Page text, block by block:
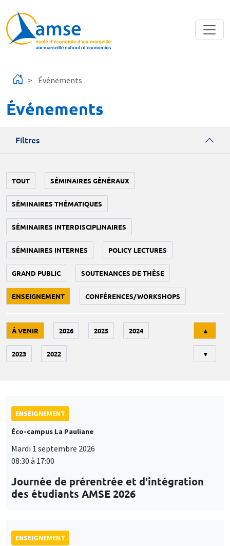
Événements
Événements
Filtres
TOUT SÉMINAIRES GÉNÉRAUX
SÉMINAIRES THÉMATIQUES
SÉMINAIRES INTERDISCIPLINAIRES
SÉMINAIRES INTERNES POLICY LECTURES
GRAND PUBLIC SOUTENANCES DE THÈSE
ENSEIGNEMENT CONFÉRENCES/WORKSHOPS
À VENIR 2026 2025 2024
2023 2022
▲
▼
ENSEIGNEMENT
Éco-campus La Pauliane
Mardi 1 septembre 2026
08:30 à 17:00
Journée de prérentrée et d'intégration
des étudiants AMSE 2026
ENSEIGNEMENT